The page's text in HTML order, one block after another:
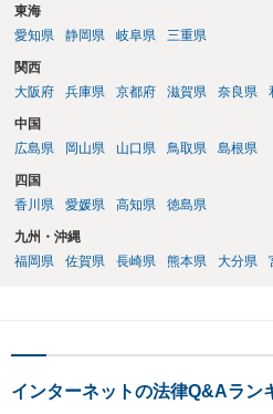
東海
愛知県
静岡県 岐阜県 三重県
関西
大阪府
兵庫県 京都府 滋賀県 奈良県
中国
広島県
岡山県 山口県 鳥取県 島根県
四国
香川県
愛媛県 高知県 徳島県
九州・沖縄
福岡県
佐賀県 長崎県 熊本県 大分県
インターネットの法律Q&Aラン